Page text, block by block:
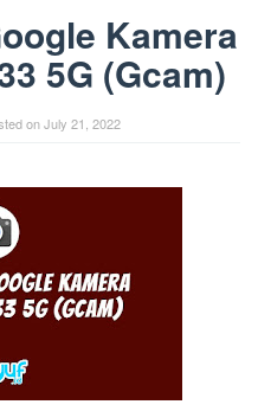
Kamera
5G (Gcam)
onJuly 21, 2022